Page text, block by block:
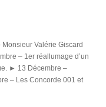
Valérie Giscard
– 1er réallumage d’un
► 13 Décembre –
– Les Concorde 001 et